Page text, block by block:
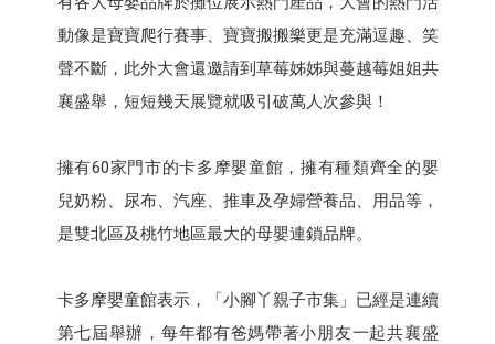
動像是寶寶爬行賽事、寶寶搬搬樂更是充滿逗趣、笑
聲不斷，此外大會還邀請到草莓姊姊與蔓越莓姐姐共
襄盛舉，短短幾天展覽就吸引破萬人次參與！
擁有60家門市的卡多摩嬰童館，擁有種類齊全的嬰
兒奶粉、尿布、汽座、推車及孕婦營養品、用品等，
是雙北區及桃竹地區最大的母嬰連鎖品牌。
卡多摩嬰童館表示，「小腳丫親子市集」已經是連續
第七屆舉辦，每年都有爸媽帶著小朋友一起共襄盛